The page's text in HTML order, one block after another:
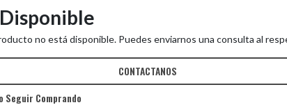
no está disponible. Puedes enviarnos una consulta al
CONTACTANOS
Seguir Comprando